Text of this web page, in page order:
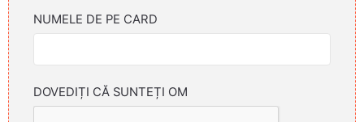
NUMELE DE PE CARD
DOVEDIȚI CĂ SUNTEȚI OM